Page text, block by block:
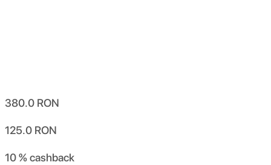
380.0 RON
125.0 RON
10 %cashback